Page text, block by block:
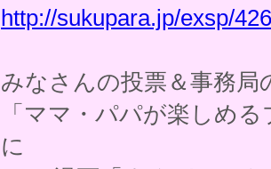
http://sukupara.jp/exsp/
みなさんの投票＆事務局
「ママ・パパが楽しめ
に